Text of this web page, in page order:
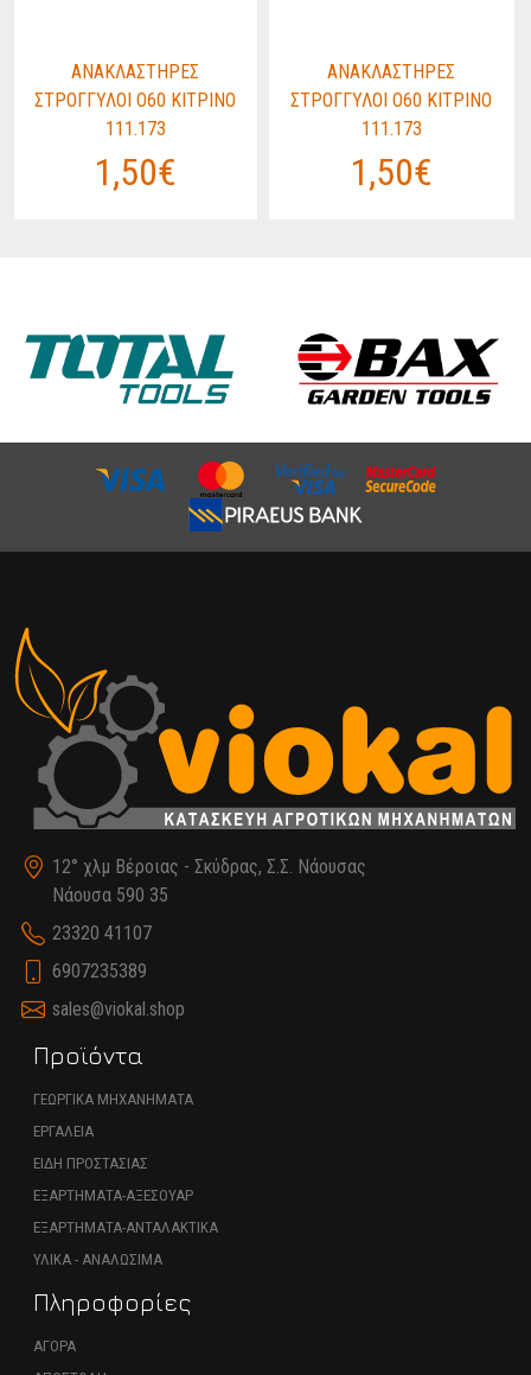
ΑΝΑΚΛΑΣΤΗΡΕΣ
ΣΤΡΟΓΓΥΛΟΙ O60 ΚΙΤΡΙΝΟ
111.173
1,50€
ΑΝΑΚΛΑΣΤΗΡΕΣ
ΣΤΡΟΓΓΥΛΟΙ O60 ΚΙΤΡΙΝΟ
111.173
1,50€
12° χλμ Βέροιας - Σκύδρας, Σ.Σ. Νάουσας
Νάουσα 590 35
23320 41107
6907235389
sales@viokal.shop
Προϊόντα
ΓΕΩΡΓΙΚΑ ΜΗΧΑΝΗΜΑΤΑ
ΕΡΓΑΛΕΙΑ
ΕΙΔΗ ΠΡΟΣΤΑΣΙΑΣ
ΕΞΑΡΤΗΜΑΤΑ-ΑΞΕΣΟΥΑΡ
ΕΞΑΡΤΗΜΑΤΑ-ΑΝΤΑΛΑΚΤΙΚΑ
ΥΛΙΚΑ - ΑΝΑΛΩΣΙΜΑ
Πληροφορίες
ΑΓΟΡΑ